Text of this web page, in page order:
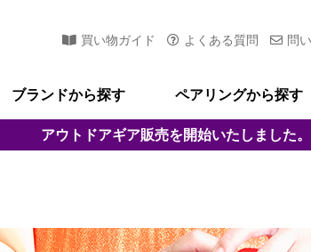
買い物ガイド よくある質問
問
ブランドから探す ペアリングから探す
アウトドアギア販売を開始いたしました。